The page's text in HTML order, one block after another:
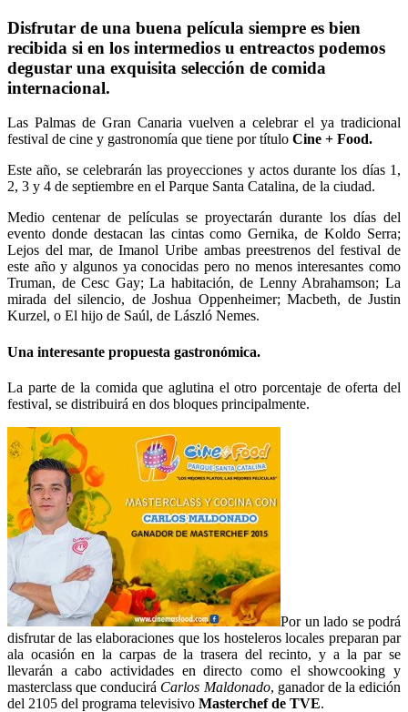
Disfrutar de una buena película siempre es bien
recibida si en los intermedios u entreactos podemos
degustar una exquisita selección de comida
internacional.
Las Palmas de Gran Canaria vuelven a celebrar el ya tradicional
festival de cine y gastronomía que tiene por título Cine + Food.
Este año, se celebrarán las proyecciones y actos durante los días 1,
2, 3 y 4 de septiembre en el Parque Santa Catalina, de la ciudad.
Medio centenar de películas se proyectarán durante los días del
evento donde destacan las cintas como Gernika, de Koldo Serra;
Lejos del mar, de Imanol Uribe ambas preestrenos del festival de
este año y algunos ya conocidas pero no menos interesantes como
Truman, de Cesc Gay; La habitación, de Lenny Abrahamson; La
mirada del silencio, de Joshua Oppenheimer; Macbeth, de Justin
Kurzel, o El hijo de Saúl, de László Nemes.
Una interesante propuesta gastronómica.
La parte de la comida que aglutina el otro porcentaje de oferta del
festival, se distribuirá en dos bloques principalmente.
Por un lado se podrá
disfrutar de las elaboraciones que los hosteleros locales preparan par
ala ocasión en la carpas de la trasera del recinto, y a la par se
llevarán a cabo actividades en directo como el showcooking y
masterclass que conducirá Carlos Maldonado, ganador de la edición
del 2105 del programa televisivo Masterchef de TVE.